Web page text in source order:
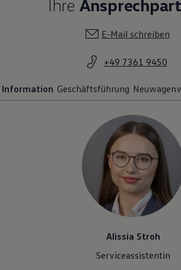
Ihre
E-Mail schreiben
+49 7361 9450
Information Geschäftsführung
Alissia Stroh
Serviceassistentin